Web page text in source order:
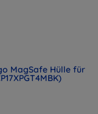
MagSafe Hülle für